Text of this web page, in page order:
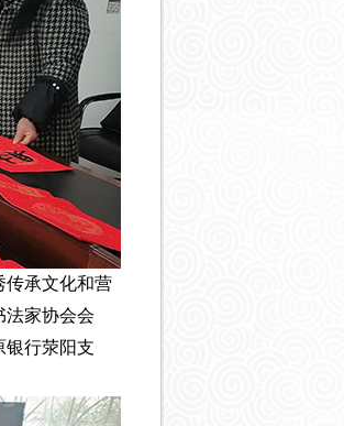
承文化和营
法家协会会
银行荥阳支